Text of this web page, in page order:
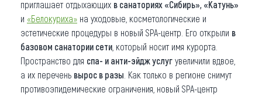
приглашает отдыхающих в санаториях «Сибирь», «Катунь»
и «Белокуриха» на уходовые, косметологические и
эстетические процедуры в новый SPA-центр. Его открыли в
базовом санатории сети , который носит имя курорта.
Пространство для спа- и анти-эйдж услуг увеличили вдвое,
а их перечень вырос в разы . Как только в регионе снимут
противоэпидемические ограничения, новый SPA-центр